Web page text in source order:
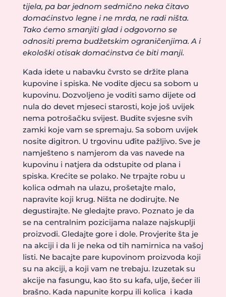
tijela, pa bar jednom sedmično neka čitavo
domaćinstvo legne i ne mrda, ne radi ništa.
Tako ćemo smanjiti glad i odgovorno se
odnositi prema budžetskim ograničenjima. A i
ekološki otisak domaćinstva će biti manji.
Kada idete u nabavku čvrsto se držite plana
kupovine i spiska. Ne vodite djecu sa sobom u
kupovinu. Dozvoljeno je voditi samo dijete od
nula do devet mjeseci starosti, koje još uvijek
nema potrošačku svijest. Budite svjesne svih
zamki koje vam se spremaju. Sa sobom uvijek
nosite digitron. U trgovinu uđite pažljivo. Sve je
namješteno s namjerom da vas navede na
kupovinu i natjera da odstupite od plana i
spiska. Krećite se polako. Ne trpajte robu u
kolica odmah na ulazu, prošetajte malo,
napravite koji krug. Ništa ne dodirujte. Ne
degustirajte. Ne gledajte pravo. Poznato je da
se na centralnim pozicijama nalaze najskuplji
proizvodi. Gledajte gore i dole. Provjerite šta je
na akciji i da li je neka od tih namirnica na vašoj
listi. Ne bacajte pare kupovinom proizvoda koji
su na akciji, a koji vam ne trebaju. Izuzetak su
akcije na fasungu, kao što su kafa, ulje, šećer ili
brašno. Kada napunite korpu ili kolica i kada